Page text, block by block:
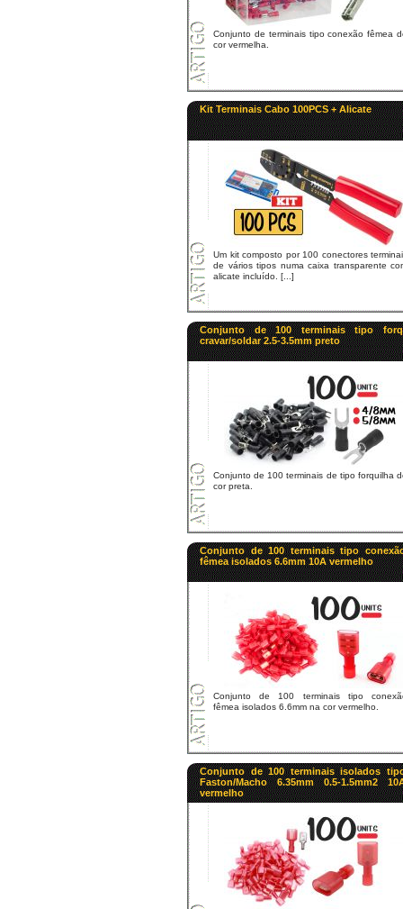
Conjunto de terminais tipo conexão fêmea
cor vermelha.
Kit Terminais Cabo 100PCS + Alicate
Um kit composto por 100 conectores
de vários tipos numa caixa transparente
alicate incluído. [...]
Conjunto de 100 terminais tipo
cravar/soldar 2.5-3.5mm preto
Conjunto de 100 terminais de tipo forquilha
cor preta.
Conjunto de 100 terminais tipo
fêmea isolados 6.6mm 10A vermelho
Conjunto de 100 terminais tipo
fêmea isolados 6.6mm na cor vermelho.
Conjunto de 100 terminais isolados
Faston/Macho 6.35mm 0.5-1.5mm2
vermelho